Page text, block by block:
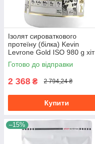
Ізолят сироваткового
протеїну (білка) Kevin
Levrone Gold ISO 980 g хіт
продажів
Готово до відправки
2 368 ₴ 2 794,24 ₴
Купити
–15%